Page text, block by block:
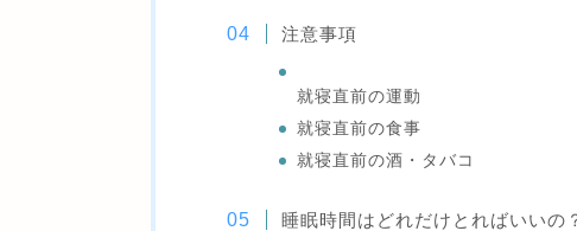
注意事項
就寝直前の運動
就寝直前の食事
就寝直前の酒・タバコ
睡眠時間はどれだけとればいいの